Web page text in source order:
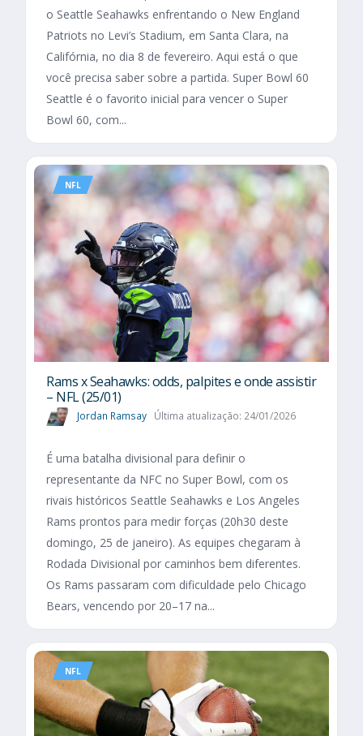
o Seattle Seahawks enfrentando o New England
Patriots no Levi’s Stadium, em Santa Clara, na
Califórnia, no dia 8 de fevereiro. Aqui está o que
você precisa saber sobre a partida. Super Bowl 60
Seattle é o favorito inicial para vencer o Super
Bowl 60, com...
NFL
Rams x Seahawks: odds, palpites e onde assistir
– NFL (25/01)
Jordan Ramsay Última atualização: 24/01/2026
É uma batalha divisional para definir o
representante da NFC no Super Bowl, com os
rivais históricos Seattle Seahawks e Los Angeles
Rams prontos para medir forças (20h30 deste
domingo, 25 de janeiro). As equipes chegaram à
Rodada Divisional por caminhos bem diferentes.
Os Rams passaram com dificuldade pelo Chicago
Bears, vencendo por 20–17 na...
NFL